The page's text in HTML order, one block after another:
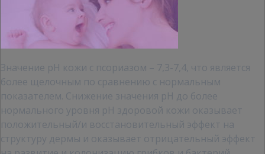
Значение рН кожи с псориазом – 7,3-7,4, что является
более щелочным по сравнению с нормальным
показателем. Снижение значения pH до более
нормального уровня pH здоровой кожи оказывает
положительный/и восстановительный эффект на
структуру дермы и оказывает отрицательный эффект